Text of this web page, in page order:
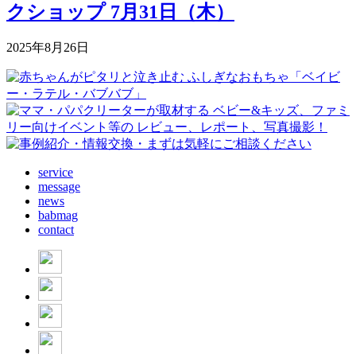
クショップ 7月31日（木）
2025年8月26日
service
message
news
babmag
contact